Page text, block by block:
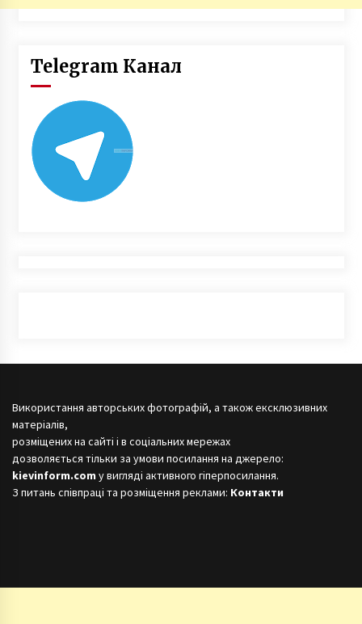
Telegram Канал
Використання авторських фотографій, а також ексклюзивних
матеріалів,
розміщених на сайті і в соціальних мережах
дозволяється тільки за умови посилання на джерело:
kievinform.com у вигляді активного гіперпосилання.
З питань співпраці та розміщення реклами: Контакти